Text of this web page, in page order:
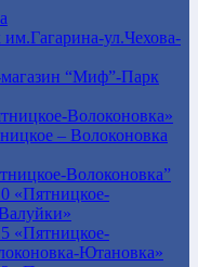
ул.Чехова-
“Миф”-Парк
Волоконовка»
– Волоконовка
Волоконовка”
«Пятницкое-
«Пятницкое-
Ютановка»